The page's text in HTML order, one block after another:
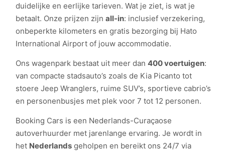
duidelijke en eerlijke tarieven. Wat je ziet, is wat je
betaalt. Onze prijzen zijnall-in: inclusief verzekering,
onbeperkte kilometers en gratis bezorging bij Hato
International Airport of jouw accommodatie.
Ons wagenpark bestaat uit meer dan400 voertuigen:
van compacte stadsauto’s zoals de Kia Picanto tot
stoere Jeep Wranglers, ruime SUV’s, sportieve cabrio’s
en personenbusjes met plek voor 7 tot 12 personen.
Booking Cars is een Nederlands-Curaçaose
autoverhuurder met jarenlange ervaring. Je wordt in
het Nederlands geholpen en bereikt ons 24/7 via